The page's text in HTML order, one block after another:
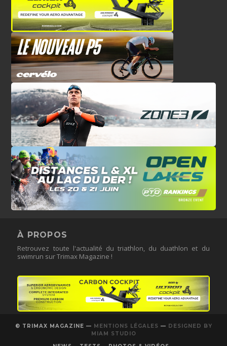
À PROPOS
Retrouvez toute l'actualité du triathlon, du duathlon et du
swimrun sur Trimax Magazine !
© TRIMAX MAGAZINE — MENTIONS LÉGALES — DESIGNED BY
MIAM STUDIO